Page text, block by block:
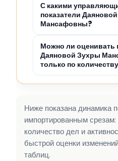
С какими
показатели
Мансафовны?
Можно ли оценивать
Даяновой Зухры
только по
Ниже показана динамика
импортированным срезам:
количество дел и
быстрой оценки
таблиц.